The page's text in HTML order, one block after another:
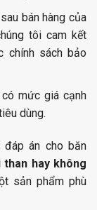
bán hàng của
tôi cam kết
chính sách bảo
mức giá cạnh
dùng.
án cho băn
hay không
sản phẩm phù